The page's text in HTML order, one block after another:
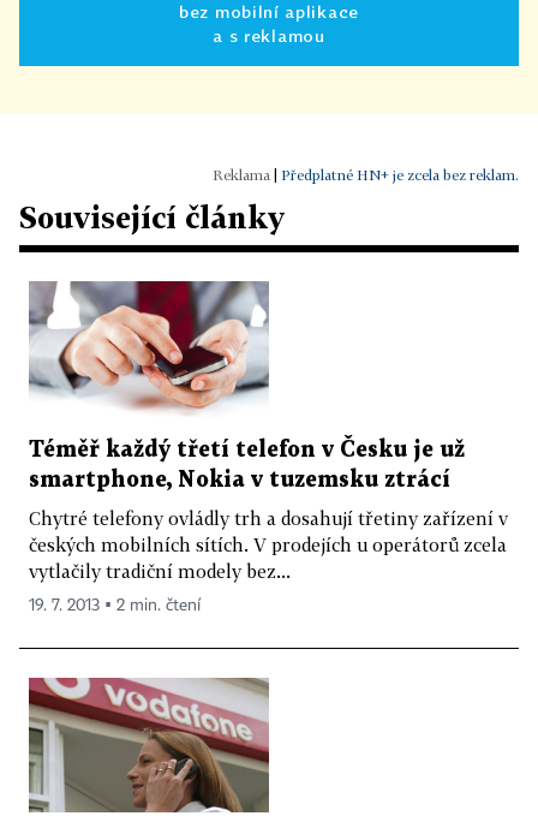
bez mobilní aplikace
a s reklamou
Předplatné HN+ je zcela bez reklam.
Související články
Téměř každý třetí telefon v Česku je už
smartphone, Nokia v tuzemsku ztrácí
Chytré telefony ovládly trh a dosahují třetiny zařízení v
českých mobilních sítích. V prodejích u operátorů zcela
vytlačily tradiční modely bez...
19. 7. 2013 ▪ 2 min. čtení